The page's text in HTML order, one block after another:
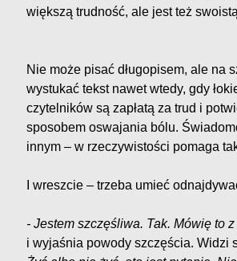
większą trudność, ale jest też
Nie może pisać długopisem, ale na
wystukać tekst nawet wtedy, gdy
czytelników są zapłatą za trud i
sposobem oswajania bólu.
innym – w rzeczywistości pomaga
I wreszcie – trzeba umieć
- Jestem szczęśliwa. Tak. Mówię to
i wyjaśnia powody szczęścia. Widzi